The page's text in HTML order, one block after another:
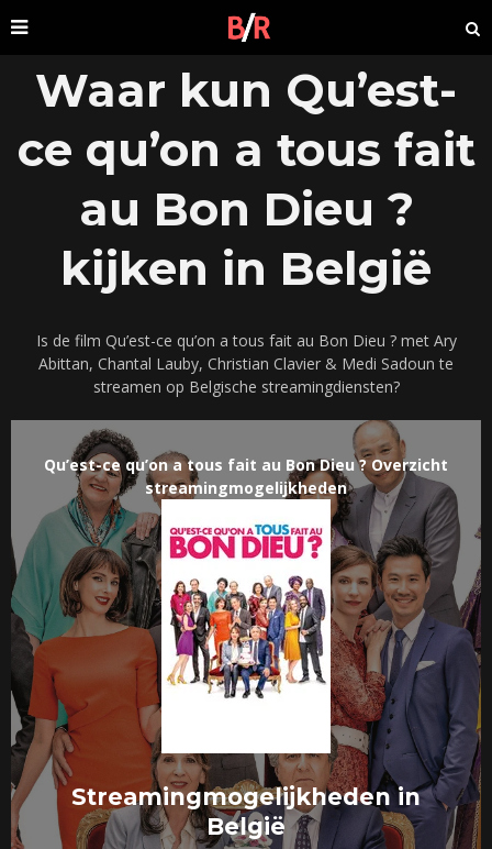
Waar kun Qu’est-
ce qu’on a tous fait
au Bon Dieu ?
kijken in België
Is de film Qu’est-ce qu’on a tous fait au Bon Dieu ? met Ary
Abittan, Chantal Lauby, Christian Clavier & Medi Sadoun te
streamen op Belgische streamingdiensten?
Qu’est-ce qu’on a tous fait au Bon Dieu ? Overzicht
streamingmogelijkheden
Streamingmogelijkheden in
België